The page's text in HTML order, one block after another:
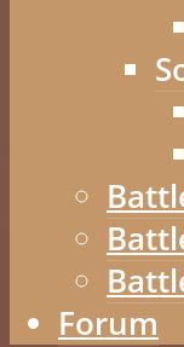
Forum